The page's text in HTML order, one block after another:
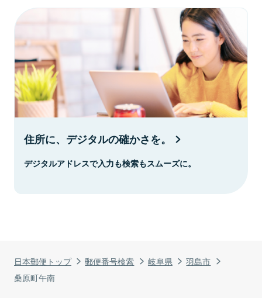
日本郵便トップ 郵便番号検索 岐阜県
羽島市
桑原町午南
住所に、デジタルの確かさを。
デジタルアドレスで入力も検索もスムーズに。